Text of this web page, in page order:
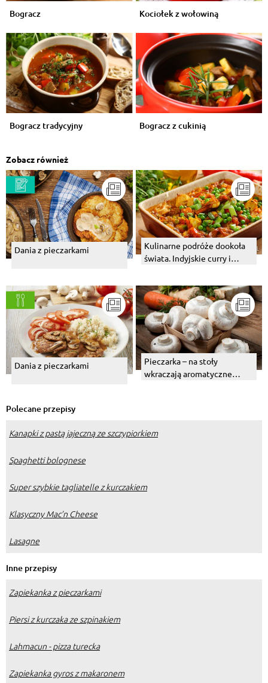
Bogracz Kociołek z wołowiną
Bogracz tradycyjny Bogracz z cukinią
Zobacz również
Dania z pieczarkami
Kulinarne podróże dookoła
świata. Indyjskie curry i
Dania z pieczarkami
Pieczarka – na stoły
wkraczają aromatyczne
Polecane przepisy
Kanapki z pastą jajeczną ze szczypiorkiem
Spaghetti bolognese
Super szybkie tagliatelle z kurczakiem
Klasyczny Mac’n Cheese
Lasagne
Inne przepisy
Zapiekanka z pieczarkami
Piersi z kurczaka ze szpinakiem
Lahmacun - pizza turecka
Zapiekanka gyros z makaronem